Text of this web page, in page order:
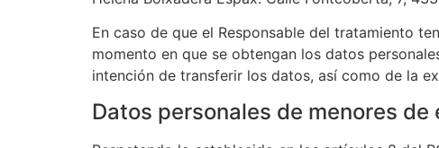
En caso de que el Responsable del tratamiento
momento en que se obtengan los datos
intención de transferir los datos, así como de la
Datos personales de menores de